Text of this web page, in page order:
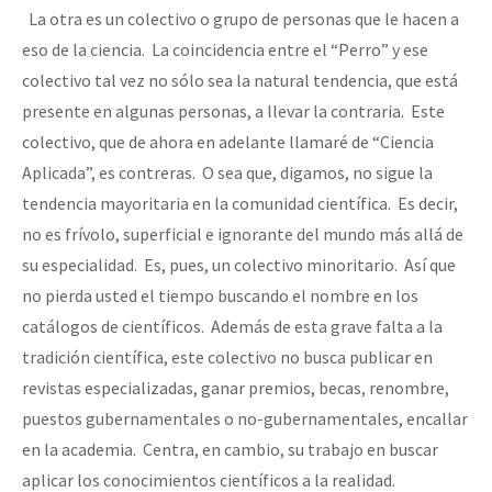
La otra es un colectivo o grupo de personas que le hacen a
eso de la ciencia. La coincidencia entre el “Perro” y ese
colectivo tal vez no sólo sea la natural tendencia, que está
presente en algunas personas, a llevar la contraria. Este
colectivo, que de ahora en adelante llamaré de “Ciencia
Aplicada”, es contreras. O sea que, digamos, no sigue la
tendencia mayoritaria en la comunidad científica. Es decir,
no es frívolo, superficial e ignorante del mundo más allá de
su especialidad. Es, pues, un colectivo minoritario. Así que
no pierda usted el tiempo buscando el nombre en los
catálogos de científicos. Además de esta grave falta a la
tradición científica, este colectivo no busca publicar en
revistas especializadas, ganar premios, becas, renombre,
puestos gubernamentales o no-gubernamentales, encallar
en la academia. Centra, en cambio, su trabajo en buscar
aplicar los conocimientos científicos a la realidad.